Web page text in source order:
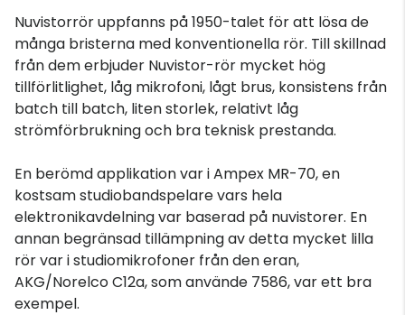
Nuvistorrör uppfanns på 1950-talet för att lösa de
många bristerna med konventionella rör. Till skillnad
från dem erbjuder Nuvistor-rör mycket hög
tillförlitlighet, låg mikrofoni, lågt brus, konsistens från
batch till batch, liten storlek, relativt låg
strömförbrukning och bra teknisk prestanda.
En berömd applikation var i Ampex MR-70, en
kostsam studiobandspelare vars hela
elektronikavdelning var baserad på nuvistorer. En
annan begränsad tillämpning av detta mycket lilla
rör var i studiomikrofoner från den eran,
AKG/Norelco C12a, som använde 7586, var ett bra
exempel.